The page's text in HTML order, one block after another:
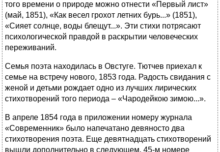
того времени о природе можно отнести «Первый лист»
(май, 1851), «Как весел грохот летних бурь...» (1851),
«Сияет солнце, воды блещут...». Эти стихи потрясают
психологической правдой в раскрытии человеческих
переживаний.
Семья поэта находилась в Овстуге. Тютчев приехал к
семье на встречу нового, 1853 года. Радость свидания с
женой и детьми рождает одно из лучших лирических
стихотворений того периода – «Чародейкою зимою...».
В апреле 1854 года в приложении номеру журнала
«Современник» было напечатано девяносто два
стихотворения поэта. Еще девятнадцать стихотворений
вышли дополнительно в следующем, 45-м номере